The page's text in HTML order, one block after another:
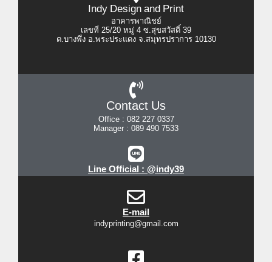
Indy Design and Print
อาคารพาณิชย์
เลขที่ 25/20 หมู่ 4 ซ.สุขสวัสดิ์ 39
ต.บางพึ่ง อ.พระประแดง จ.สมุทรปราการ 10130
Contact Us
Office : 082 227 0337
Manager : 089 490 7533
Line Official : @indy39
E-mail
indyprinting@gmail.com